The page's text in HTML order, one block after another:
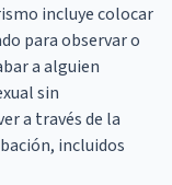
incluye colocar
para observar o
a alguien
sin
a través de la
incluidos